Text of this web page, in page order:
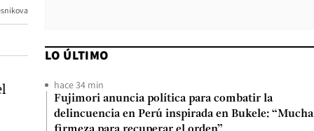
LO ÚLTIMO
hace 34 min
Fujimori anuncia política para combatir la
delincuencia en Perú inspirada en Bukele: “Mucha